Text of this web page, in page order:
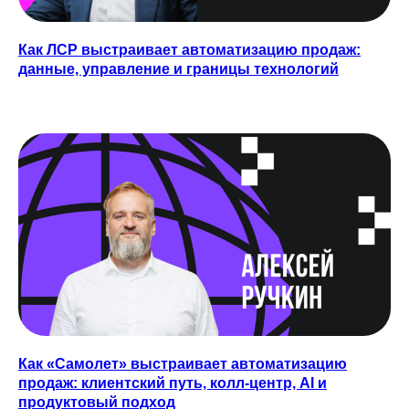
Как ЛСР выстраивает автоматизацию продаж:
данные, управление и границы технологий
Как «Самолет» выстраивает автоматизацию
продаж: клиентский путь, колл-центр, AI и
продуктовый подход
MAX
YOUTUBE
TELEGRAM